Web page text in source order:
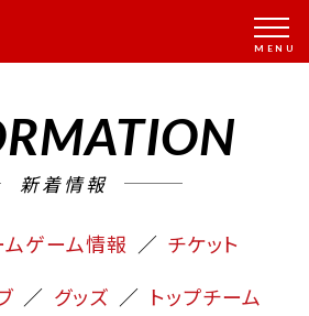
新着情報
ムゲーム情報
チケット
グッズ
トップチーム